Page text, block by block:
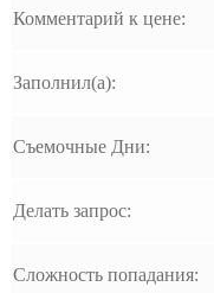
Комментарий к цене:
Заполнил(а):
Съемочные Дни:
Делать запрос:
Сложность попадания: